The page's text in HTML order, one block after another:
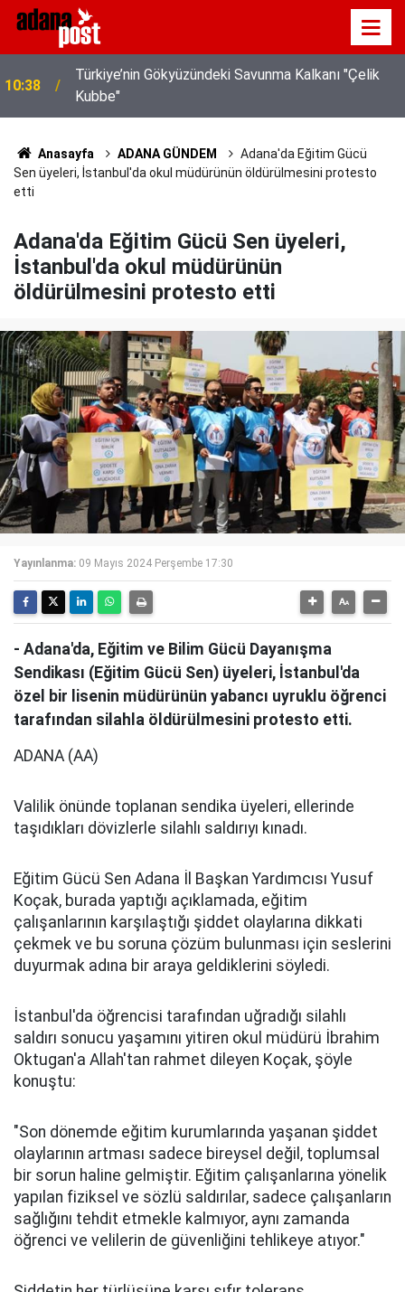
Türkiye’nin Gökyüzündeki Savunma Kalkanı "Çelik
Kubbe"
08:11
MHP Genel Başkanı Bahçeli: "(Çerçeve yasa) Bu
imzayla bin yıllık kardeşliğimiz bir kez daha
tescillenmiştir"
Anasayfa ADANA GÜNDEM
Adana'da Eğitim Gücü
Sen üyeleri, İstanbul'da okul müdürünün öldürülmesini protesto
etti
Adana'da Eğitim Gücü Sen üyeleri,
İstanbul'da okul müdürünün
öldürülmesini protesto etti
Yayınlanma: 09 Mayıs 2024 Perşembe 17:30
- Adana'da, Eğitim ve Bilim Gücü Dayanışma
Sendikası (Eğitim Gücü Sen) üyeleri, İstanbul'da
özel bir lisenin müdürünün yabancı uyruklu öğrenci
tarafından silahla öldürülmesini protesto etti.
ADANA (AA)
Valilik önünde toplanan sendika üyeleri, ellerinde
taşıdıkları dövizlerle silahlı saldırıyı kınadı.
Eğitim Gücü Sen Adana İl Başkan Yardımcısı Yusuf
Koçak, burada yaptığı açıklamada, eğitim
çalışanlarının karşılaştığı şiddet olaylarına dikkati
çekmek ve bu soruna çözüm bulunması için seslerini
duyurmak adına bir araya geldiklerini söyledi.
İstanbul'da öğrencisi tarafından uğradığı silahlı
saldırı sonucu yaşamını yitiren okul müdürü İbrahim
Oktugan'a Allah'tan rahmet dileyen Koçak, şöyle
konuştu:
"Son dönemde eğitim kurumlarında yaşanan şiddet
olaylarının artması sadece bireysel değil, toplumsal
bir sorun haline gelmiştir. Eğitim çalışanlarına yönelik
yapılan fiziksel ve sözlü saldırılar, sadece çalışanların
sağlığını tehdit etmekle kalmıyor, aynı zamanda
öğrenci ve velilerin de güvenliğini tehlikeye atıyor."